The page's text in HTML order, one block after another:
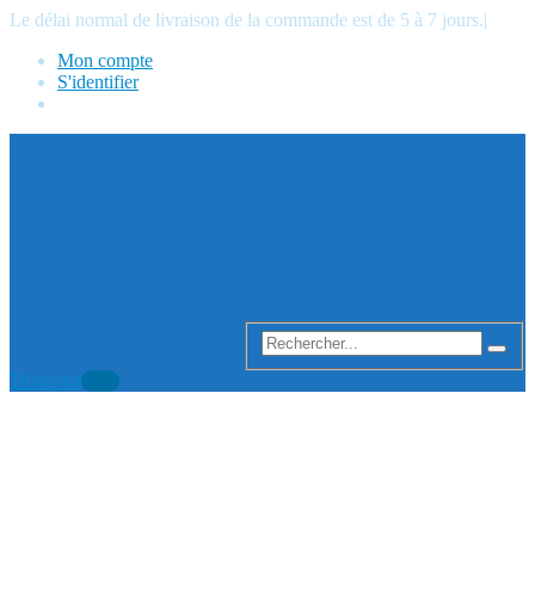
Le délai normal de livraison de la commande est de 5 à 7 jours.|
Mon compte
S'identifier
Trustpilot